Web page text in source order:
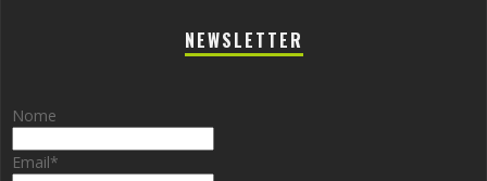
NEWSLETTER
Nome
Email*